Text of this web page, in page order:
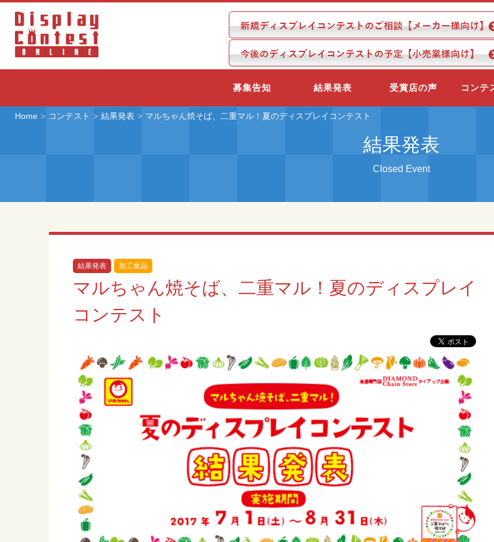
募集告知 結果発表 受賞店の声 コンテ
Home コンテスト 結果発表 マルちゃん焼そば、二重マル！夏のディスプレイコンテスト
結果発表
Closed Event
結果発表 加工食品
マルちゃん焼そば、二重マル！夏のディスプレイ
コンテスト